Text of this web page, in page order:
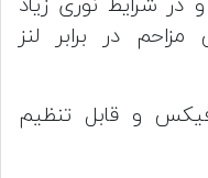
در برابر لنز
و قابل تنظیم